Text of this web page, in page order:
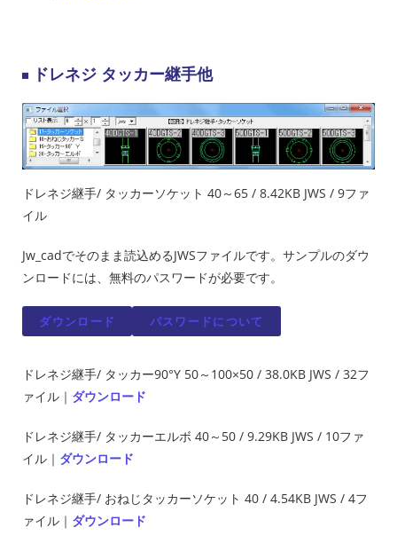
ドレネジ タッカー継手他
ドレネジ継手/ タッカーソケット 40～65 / 8.42KB JWS / 9ファ
イル
Jw_cadでそのまま読込めるJWSファイルです。サンプルのダウ
ンロードには、無料のパスワードが必要です。
ダウンロード パスワードについて
ドレネジ継手/ タッカー90°Y 50～100×50 / 38.0KB JWS / 32フ
ァイル｜ ダウンロード
ドレネジ継手/ タッカーエルボ 40～50 / 9.29KB JWS / 10ファ
イル｜ ダウンロード
ドレネジ継手/ おねじタッカーソケット 40 / 4.54KB JWS / 4フ
ァイル｜ ダウンロード